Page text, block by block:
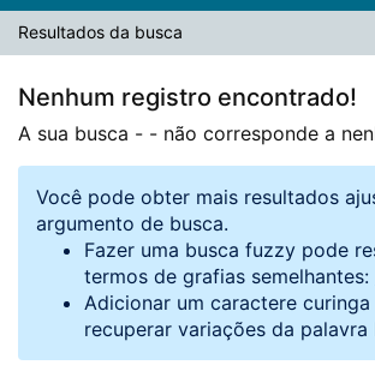
Resultados da busca
Nenhum registro encontrado!
A sua busca - - não corresponde a
Você pode obter mais resultados
argumento de busca.
Fazer uma busca fuzzy pode
termos de grafias semelhantes:
Adicionar um caractere
recuperar variações da palavra